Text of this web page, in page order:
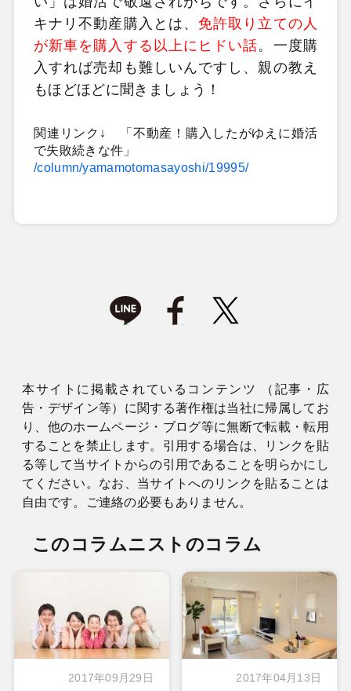
キナリ不動産購入とは、 免許取り立ての人
が新車を購入する以上にヒドい話。一度購
入すれば売却も難しいんですし、親の教え
もほどほどに聞きましょう！
関連リンク↓ 「不動産！購入したがゆえに婚活
で失敗続きな件」
/column/yamamotomasayoshi/19995/
本サイトに掲載されているコンテンツ （記事・広
告・デザイン等）に関する著作権は当社に帰属してお
り、他のホームページ・ブログ等に無断で転載・転用
することを禁止します。引用する場合は、リンクを貼
る等して当サイトからの引用であることを明らかにし
てください。なお、当サイトへのリンクを貼ることは
自由です。ご連絡の必要もありません。
このコラムニストのコラム
2017年09月29日 2017年04月13日